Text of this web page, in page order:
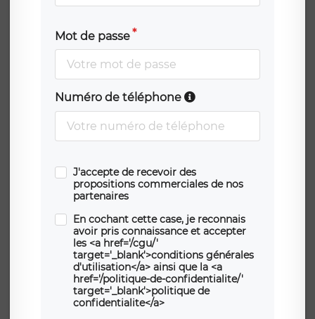
Mot de passe
Numéro de téléphone
J'accepte de recevoir des
propositions commerciales de nos
partenaires
En cochant cette case, je reconnais
avoir pris connaissance et accepter
les <a href='/cgu/'
target='_blank'>conditions générales
d'utilisation</a> ainsi que la <a
href='/politique-de-confidentialite/'
target='_blank'>politique de
confidentialite</a>